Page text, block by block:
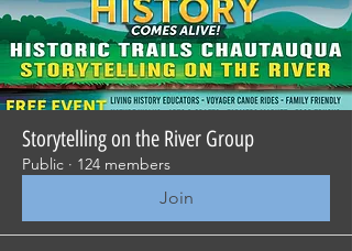
Storytelling on the River Group
Public · 124 members
Join